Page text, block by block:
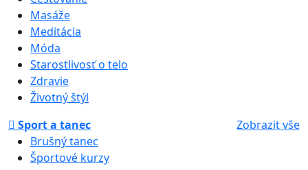
Masáže
Meditácia
Móda
Starostlivosť o telo
Zdravie
Životný štýl
Sport a tanec
Zobrazit vše
Brušný tanec
Športové kurzy